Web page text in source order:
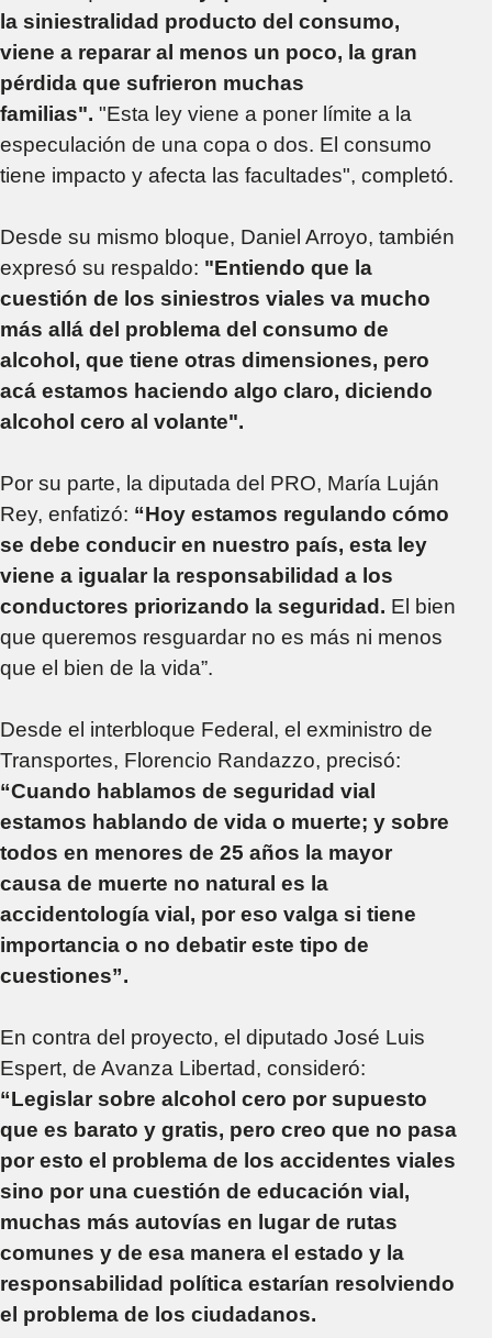
la siniestralidad producto del consumo,
viene a reparar al menos un poco, la gran
pérdida que sufrieron muchas
familias". "Esta ley viene a poner límite a la
especulación de una copa o dos. El consumo
tiene impacto y afecta las facultades", completó.
Desde su mismo bloque, Daniel Arroyo, también
expresó su respaldo: "Entiendo que la
cuestión de los siniestros viales va mucho
más allá del problema del consumo de
alcohol, que tiene otras dimensiones, pero
acá estamos haciendo algo claro, diciendo
alcohol cero al volante".
Por su parte, la diputada del PRO, María Luján
Rey, enfatizó: “Hoy estamos regulando cómo
se debe conducir en nuestro país, esta ley
viene a igualar la responsabilidad a los
conductores priorizando la seguridad. El bien
que queremos resguardar no es más ni menos
que el bien de la vida”.
Desde el interbloque Federal, el exministro de
Transportes, Florencio Randazzo, precisó:
“Cuando hablamos de seguridad vial
estamos hablando de vida o muerte; y sobre
todos en menores de 25 años la mayor
causa de muerte no natural es la
accidentología vial, por eso valga si tiene
importancia o no debatir este tipo de
cuestiones”.
En contra del proyecto, el diputado José Luis
Espert, de Avanza Libertad, consideró:
“Legislar sobre alcohol cero por supuesto
que es barato y gratis, pero creo que no pasa
por esto el problema de los accidentes viales
sino por una cuestión de educación vial,
muchas más autovías en lugar de rutas
comunes y de esa manera el estado y la
responsabilidad política estarían resolviendo
el problema de los ciudadanos.